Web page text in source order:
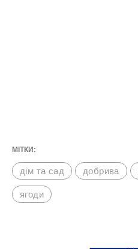
МІТКИ:
дім та сад добрива
ягоди